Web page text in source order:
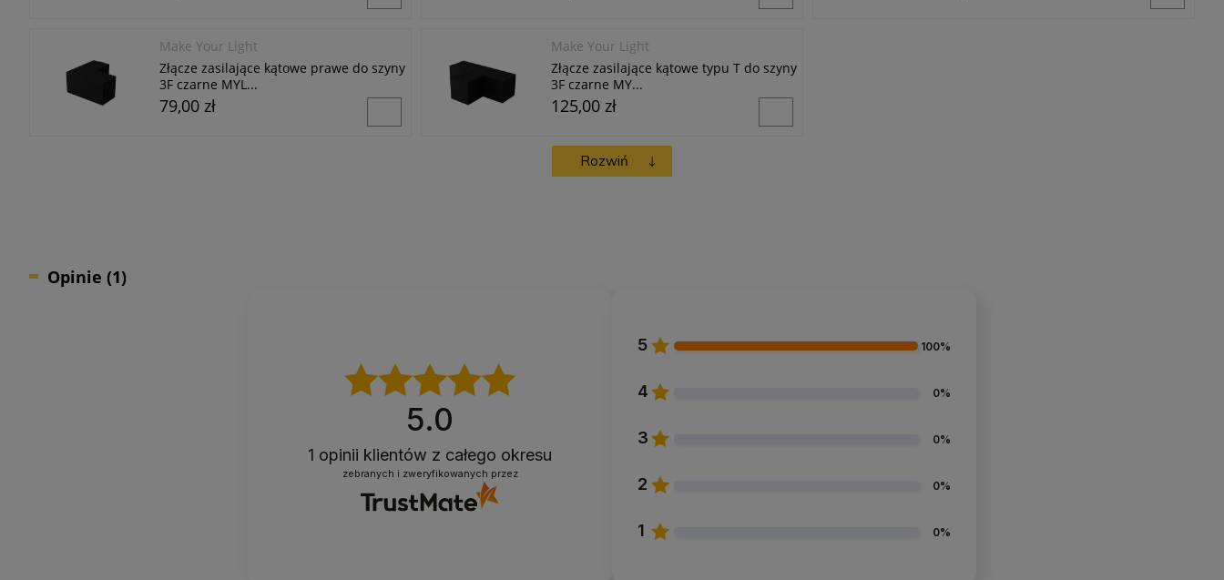
Make Your Light
Złącze zasilające kątowe prawe do szyny
3F czarne MYL...
79,00 zł
Make Your Light
Złącze zasilające kątowe typu T do szyny
3F czarne MY...
125,00 zł
Rozwiń
Opinie (1)
5.0
1 opinii klientów z całego okresu
zebranych i zweryfikowanych przez
5 100%
4 0%
3 0%
2 0%
1 0%